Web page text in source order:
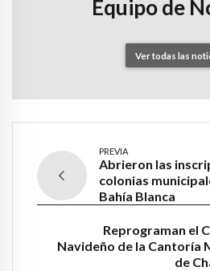
Equipo de
Ver todas las
PREVIA
Abrieron las
colonias
Bahía Blanca
Reprograman el
Navideño de la Cantoría
de